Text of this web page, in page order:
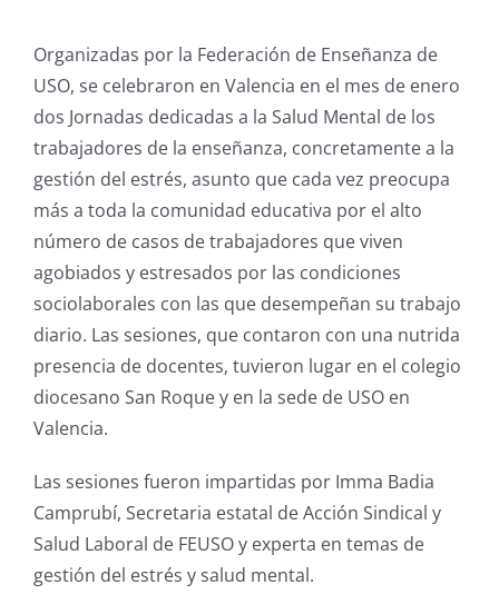
Organizadas por la Federación de Enseñanza de
USO, se celebraron en Valencia en el mes de enero
dos Jornadas dedicadas a la Salud Mental de los
trabajadores de la enseñanza, concretamente a la
gestión del estrés, asunto que cada vez preocupa
más a toda la comunidad educativa por el alto
número de casos de trabajadores que viven
agobiados y estresados por las condiciones
sociolaborales con las que desempeñan su trabajo
diario. Las sesiones, que contaron con una nutrida
presencia de docentes, tuvieron lugar en el colegio
diocesano San Roque y en la sede de USO en
Valencia.
Las sesiones fueron impartidas por Imma Badia
Camprubí, Secretaria estatal de Acción Sindical y
Salud Laboral de FEUSO y experta en temas de
gestión del estrés y salud mental.